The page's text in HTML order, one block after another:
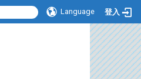
Language 登入